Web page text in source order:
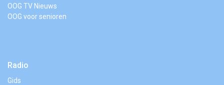
OOG TV Nieuws
OOG voor senioren
Radio
Gids